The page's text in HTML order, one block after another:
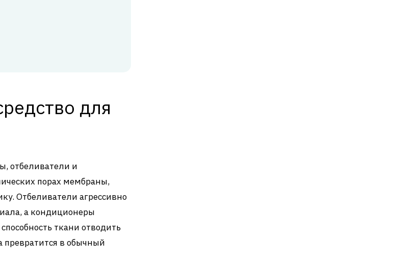
для
отбеливатели и
порах мембраны,
Отбеливатели агрессивно
а кондиционеры
ткани отводить
превратится в обычный